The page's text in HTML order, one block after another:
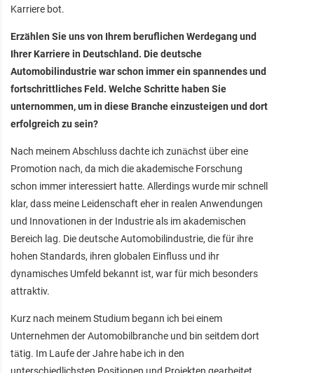
Karriere bot.
Erzählen Sie uns von Ihrem beruflichen Werdegang und
Ihrer Karriere in Deutschland. Die deutsche
Automobilindustrie war schon immer ein spannendes und
fortschrittliches Feld. Welche Schritte haben Sie
unternommen, um in diese Branche einzusteigen und dort
erfolgreich zu sein?
Nach meinem Abschluss dachte ich zunächst über eine
Promotion nach, da mich die akademische Forschung
schon immer interessiert hatte. Allerdings wurde mir schnell
klar, dass meine Leidenschaft eher in realen Anwendungen
und Innovationen in der Industrie als im akademischen
Bereich lag. Die deutsche Automobilindustrie, die für ihre
hohen Standards, ihren globalen Einfluss und ihr
dynamisches Umfeld bekannt ist, war für mich besonders
attraktiv.
Kurz nach meinem Studium begann ich bei einem
Unternehmen der Automobilbranche und bin seitdem dort
tätig. Im Laufe der Jahre habe ich in den